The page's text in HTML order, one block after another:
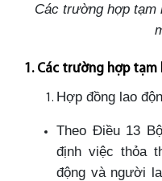
Các trường hợp tạm
1. Các trường hợp
Hợp đồng lao
Theo Điều 13
định việc thỏa
động và người